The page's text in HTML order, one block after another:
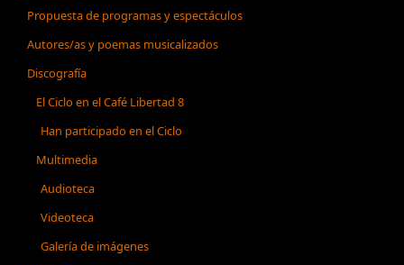
Propuesta de programas y espectáculos
Autores/as y poemas musicalizados
Discografía
El Ciclo en el Café Libertad 8
Han participado en el Ciclo
Multimedia
Audioteca
Videoteca
Galería de imágenes